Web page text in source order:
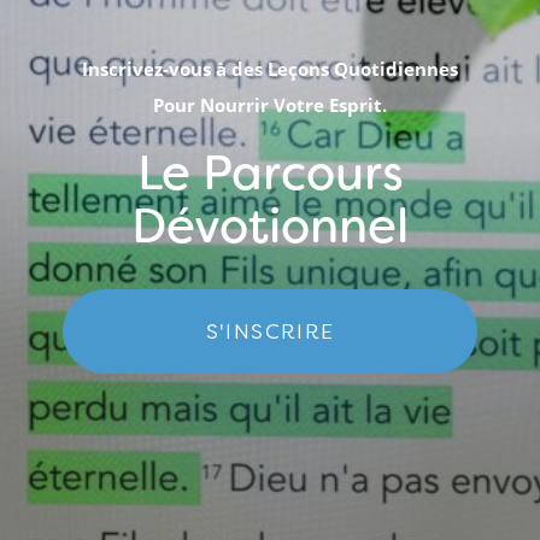
Inscrivez-vous à des Leçons Quotidiennes
Pour Nourrir Votre Esprit.
Le Parcours
Dévotionnel
S'INSCRIRE